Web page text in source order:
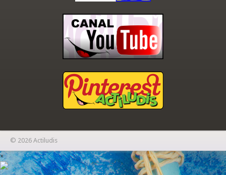
© 2026 Actiludis
×